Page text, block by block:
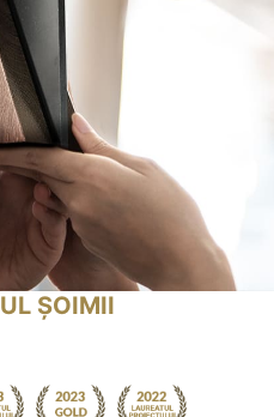
ȘOIMII